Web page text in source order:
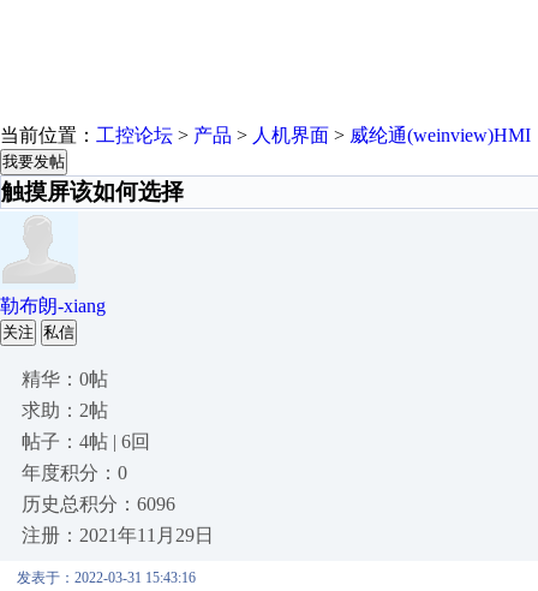
当前位置： 工控论坛 > 产品 > 人机界面 > 威纶通(weinview)HMI
我要发帖
触摸屏该如何选择
勒布朗-xiang
关注 私信
精华：0帖
求助：2帖
帖子：4帖 | 6回
年度积分：0
历史总积分：6096
注册：2021年11月29日
发表于：2022-03-31 15:43:16